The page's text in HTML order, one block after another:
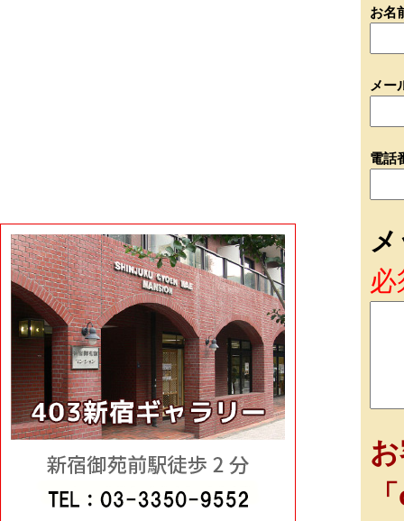
お名
メー
電話
必